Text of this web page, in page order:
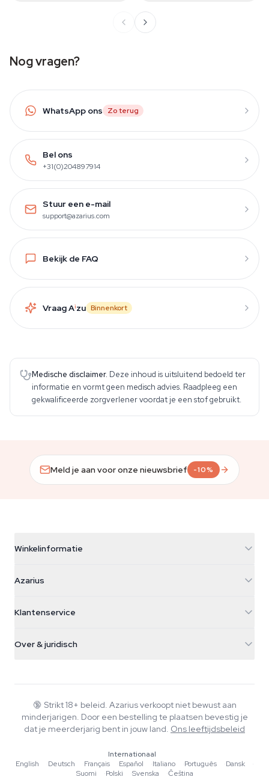
Nog vragen?
WhatsApp ons Zo terug
Bel ons
+31(0)204897914
Stuur een e-mail
support@azarius.com
Bekijk de FAQ
Vraag Aizu Binnenkort
Medische disclaimer. Deze inhoud is uitsluitend bedoeld ter
informatie en vormt geen medisch advies. Raadpleeg een
gekwalificeerde zorgverlener voordat je een stof gebruikt.
Meld je aan voor onze nieuwsbrief -10%
Winkelinformatie
Galvaniweg 11
Nederland
+31(0)204897914
Azarius
Smokeshop
Klantenservice
Retourbeleid
Veelgestelde vragen
Privacybeleid
Over & juridisch
Wiki
Schrijvers
Tools & Calculators
🔞 Strikt 18+ beleid. Azarius verkoopt niet bewust aan
minderjarigen. Door een bestelling te plaatsen bevestig je
dat je meerderjarig bent in jouw land. Ons leeftijdsbeleid
Internationaal
English
·Deutsch ·Français ·Español ·Italiano ·Português ·Dansk
·
Suomi
·Polski ·Svenska ·Čeština